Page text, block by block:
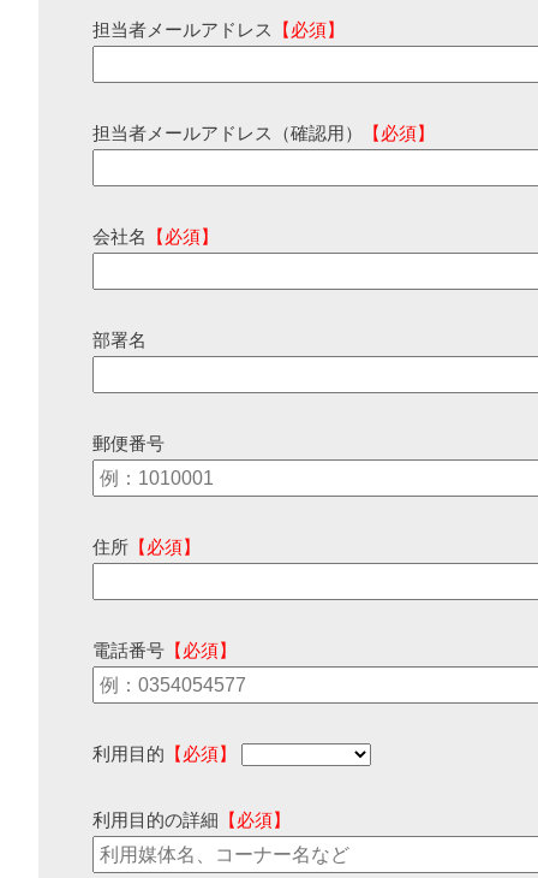
担当者メールアドレス 【必須】
担当者メールアドレス（確認用） 【必須】
会社名 【必須】
部署名
郵便番号
住所 【必須】
電話番号 【必須】
利用目的 【必須】
利用目的の詳細 【必須】